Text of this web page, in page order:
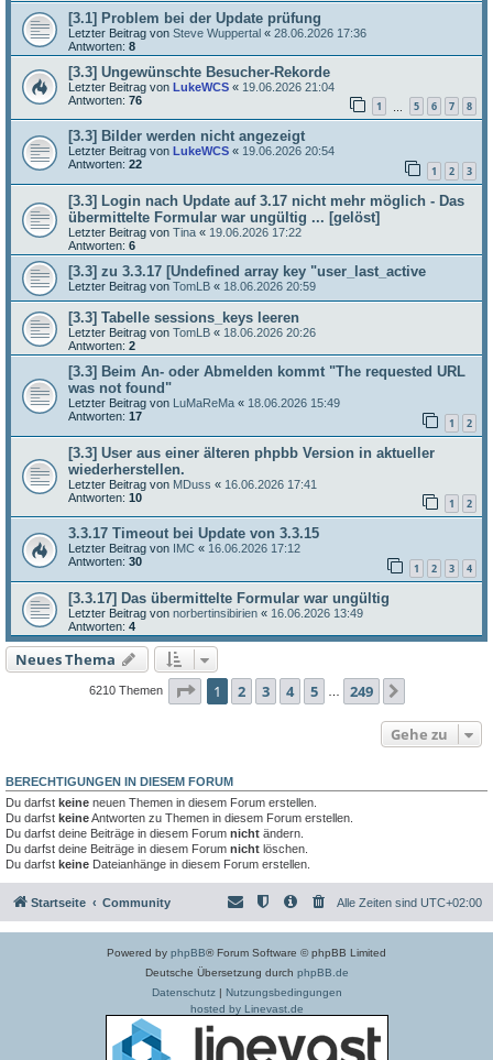
[3.1] Problem bei der Update prüfung
Letzter Beitrag von Steve Wuppertal « 28.06.2026 17:36
Antworten: 8
[3.3] Ungewünschte Besucher-Rekorde
Letzter Beitrag von LukeWCS « 19.06.2026 21:04
Antworten: 76 1 5 6 7 8
[3.3] Bilder werden nicht angezeigt
Letzter Beitrag von LukeWCS « 19.06.2026 20:54
Antworten: 22 1 2 3
[3.3] Login nach Update auf 3.17 nicht mehr möglich - Das
übermittelte Formular war ungültig ... [gelöst]
Letzter Beitrag von Tina « 19.06.2026 17:22
Antworten: 6
[3.3] zu 3.3.17 [Undefined array key "user_last_active
Letzter Beitrag von TomLB « 18.06.2026 20:59
[3.3] Tabelle sessions_keys leeren
Letzter Beitrag von TomLB « 18.06.2026 20:26
Antworten: 2
[3.3] Beim An- oder Abmelden kommt "The requested URL
was not found"
Letzter Beitrag von LuMaReMa « 18.06.2026 15:49
Antworten: 17 1 2
[3.3] User aus einer älteren phpbb Version in aktueller
wiederherstellen.
Letzter Beitrag von MDuss « 16.06.2026 17:41
Antworten: 10 1 2
3.3.17 Timeout bei Update von 3.3.15
Letzter Beitrag von IMC « 16.06.2026 17:12
Antworten: 30 1 2 3 4
[3.3.17] Das übermittelte Formular war ungültig
Letzter Beitrag von norbertinsibirien « 16.06.2026 13:49
Antworten: 4
Neues Thema
6210 Themen Seite 1von 249
1 2 3 4 5 249
Gehe zu
BERECHTIGUNGEN IN DIESEM FORUM
Du darfst keine neuen Themen in diesem Forum erstellen.
Du darfst keineAntworten zu Themen in diesem Forum erstellen.
Du darfst deine Beiträge in diesem Forum nicht ändern.
Du darfst deine Beiträge in diesem Forum nicht löschen.
Du darfst keine Dateianhänge in diesem Forum erstellen.
Startseite Community Alle Zeiten sind UTC+02:00
Powered by phpBB® Forum Software © phpBB Limited
Deutsche Übersetzung durch phpBB.de
Datenschutz| Nutzungsbedingungen
hosted by Linevast.de